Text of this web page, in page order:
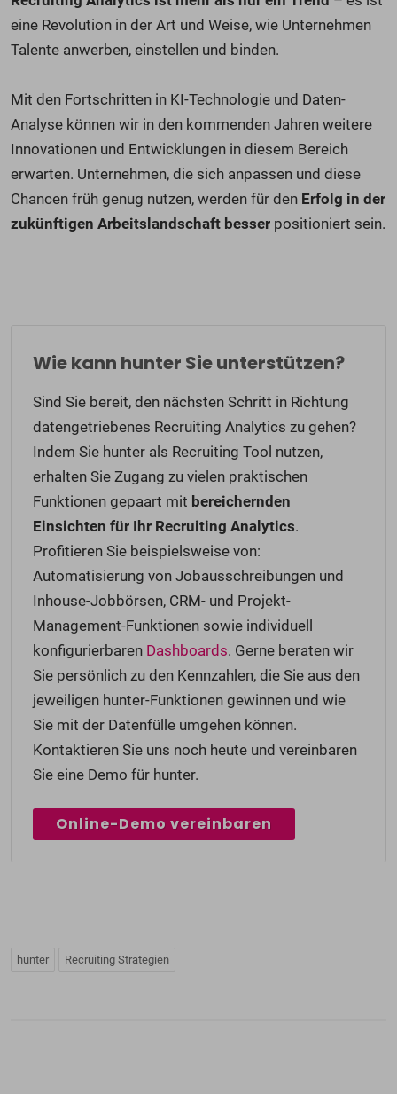
eine Revolution in der Art und Weise, wie Unternehmen
Talente anwerben, einstellen und binden.
Mit den Fortschritten in KI-Technologie und Daten-
Analyse können wir in den kommenden Jahren weitere
Innovationen und Entwicklungen in diesem Bereich
erwarten. Unternehmen, die sich anpassen und diese
Chancen früh genug nutzen, werden für den Erfolg in der
zukünftigen Arbeitslandschaft besser positioniert sein.
Wie kann hunter Sie unterstützen?
Sind Sie bereit, den nächsten Schritt in Richtung
datengetriebenes Recruiting Analytics zu gehen?
Indem Sie hunter als Recruiting Tool nutzen,
erhalten Sie Zugang zu vielen praktischen
Funktionen gepaart mit bereichernden
Einsichten für Ihr Recruiting Analytics.
Profitieren Sie beispielsweise von:
Automatisierung von Jobausschreibungen und
Inhouse-Jobbörsen, CRM- und Projekt-
Management-Funktionen sowie individuell
konfigurierbaren Dashboards. Gerne beraten wir
Sie persönlich zu den Kennzahlen, die Sie aus den
jeweiligen hunter-Funktionen gewinnen und wie
Sie mit der Datenfülle umgehen können.
Kontaktieren Sie uns noch heute und vereinbaren
Sie eine Demo für hunter.
Online-Demo vereinbaren
hunter Recruiting Strategien